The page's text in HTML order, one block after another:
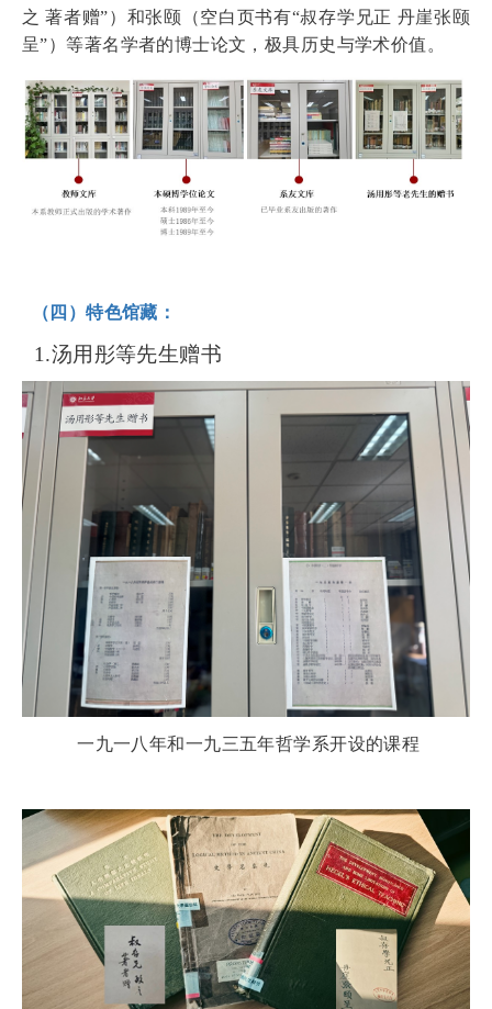
之 著者赠”）和张颐（空白页书有“叔存学兄正 丹崖张颐
呈”）等著名学者的博士论文，极具历史与学术价值。
（四）特色馆藏：
1.汤用彤等先生赠书
一九一八年和一九三五年哲学系开设的课程